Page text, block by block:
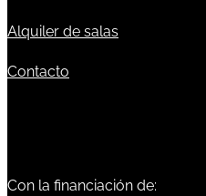
Alquiler de salas
Contacto
Con la financiación de: